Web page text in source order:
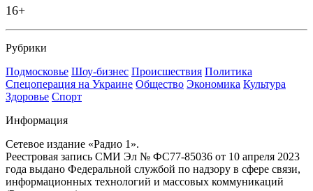
16+
Рубрики
Подмосковье Шоу-бизнес Происшествия Политика
Спецоперация на Украине Общество Экономика Культура
Здоровье Спорт
Информация
Сетевое издание «Радио 1».
Реестровая запись СМИ Эл № ФС77-85036 от 10 апреля 2023
года выдано Федеральной службой по надзору в сфере связи,
информационных технологий и массовых коммуникаций